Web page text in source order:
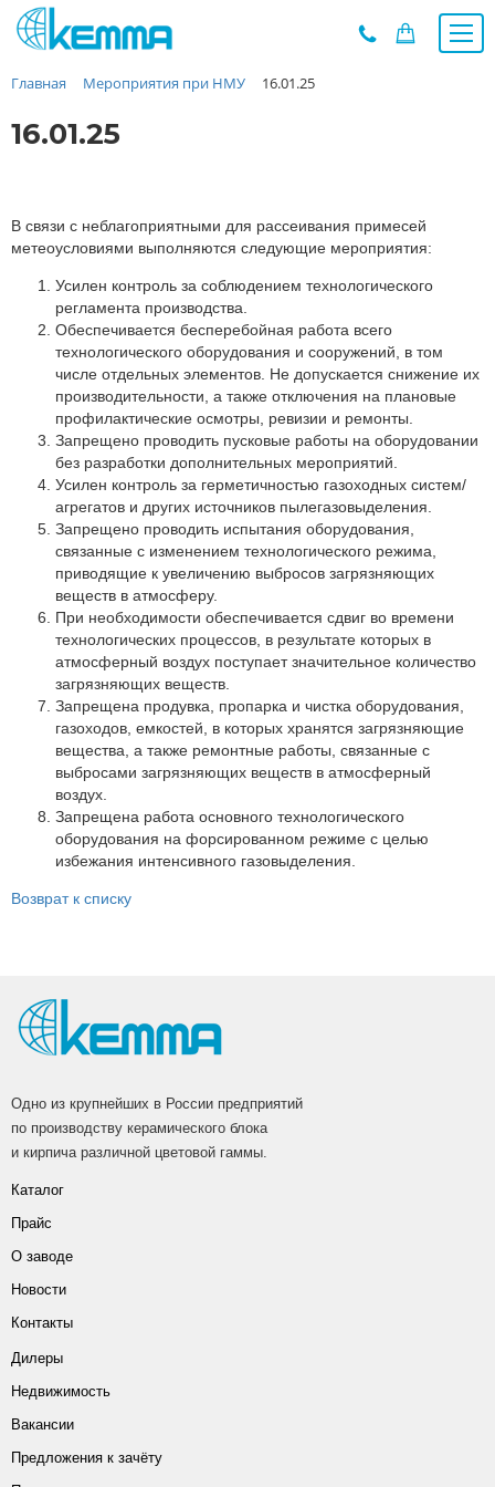
Каталог
О заводе
Дилеры
Наши проекты
Недвижимость
Мероприятия при НМУ
Предложения к зачёту
Подбор
Вакансии
Сертификаты
Партнеры
Личный кабинет
Корзина
Избранное
Главная Мероприятия при НМУ 16.01.25
16.01.25
В связи с неблагоприятными для рассеивания примесей
метеоусловиями выполняются следующие мероприятия:
Усилен контроль за соблюдением технологического
регламента производства.
Обеспечивается бесперебойная работа всего
технологического оборудования и сооружений, в том
числе отдельных элементов. Не допускается снижение их
производительности, а также отключения на плановые
профилактические осмотры, ревизии и ремонты.
Запрещено проводить пусковые работы на оборудовании
без разработки дополнительных мероприятий.
Усилен контроль за герметичностью газоходных систем/
агрегатов и других источников пылегазовыделения.
Запрещено проводить испытания оборудования,
связанные с изменением технологического режима,
приводящие к увеличению выбросов загрязняющих
веществ в атмосферу.
При необходимости обеспечивается сдвиг во времени
технологических процессов, в результате которых в
атмосферный воздух поступает значительное количество
загрязняющих веществ.
Запрещена продувка, пропарка и чистка оборудования,
газоходов, емкостей, в которых хранятся загрязняющие
вещества, а также ремонтные работы, связанные с
выбросами загрязняющих веществ в атмосферный
воздух.
Запрещена работа основного технологического
оборудования на форсированном режиме с целью
избежания интенсивного газовыделения.
Возврат к списку
Одно из крупнейших в России предприятий
по производству керамического блока
и кирпича различной цветовой гаммы.
Каталог
Прайс
О заводе
Новости
Контакты
Дилеры
Недвижимость
Вакансии
Предложения к зачёту